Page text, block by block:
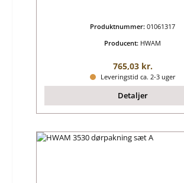
Produktnummer: 01061317
Producent: HWAM
Almindelig pris:
765,03 kr.
Leveringstid ca. 2-3 uger
Detaljer